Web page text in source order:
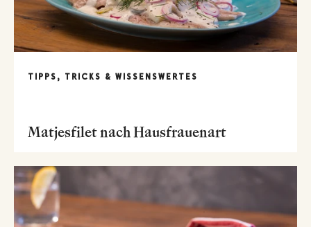
TIPPS, TRICKS & WISSENSWERTES
Matjesfilet nach Hausfrauenart